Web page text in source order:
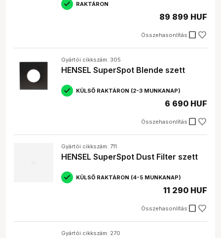
RAKTÁRON
Összehasonlítás check_box_outline_blank
89 899 HUF
Gyártói cikkszám: 305
HENSEL SuperSpot Blende szett
KÜLSŐ RAKTÁRON (2-3 MUNKANAP)
Összehasonlítás check_box_outline_blank
6 690 HUF
Gyártói cikkszám: 711
HENSEL SuperSpot Dust Filter szett
KÜLSŐ RAKTÁRON (4-5 MUNKANAP)
Összehasonlítás check_box_outline_blank
11 290 HUF
Gyártói cikkszám: 270